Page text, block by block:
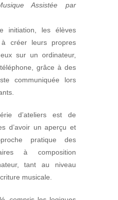
Assistée par
initiation, les élèves
à créer leurs propres
sur un ordinateur,
grâce à des
communiquée lors
d’ateliers est de
d’avoir un aperçu et
pratique des
à composition
tant au niveau
musicale.